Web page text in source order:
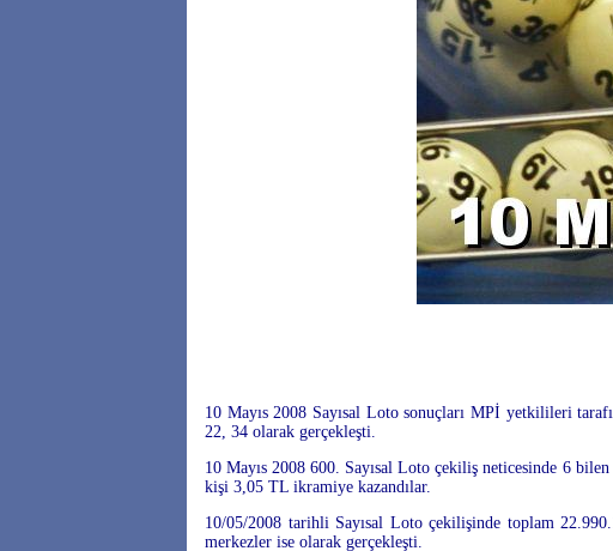
10 Mayıs 2008 Sayısal Loto sonuçları MPİ yetkilileri
22, 34 olarak gerçekleşti.
10 Mayıs 2008 600. Sayısal Loto çekiliş neticesinde 6
kişi 3,05 TL ikramiye kazandılar.
10/05/2008 tarihli Sayısal Loto çekilişinde toplam
merkezler ise olarak gerçekleşti.